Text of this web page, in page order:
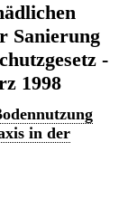
Sanierung
-
1998
in der